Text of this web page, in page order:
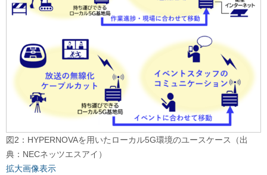
図2：HYPERNOVAを用いたローカル5G環境のユースケース（出
典：NECネッツエスアイ）
拡大画像表示